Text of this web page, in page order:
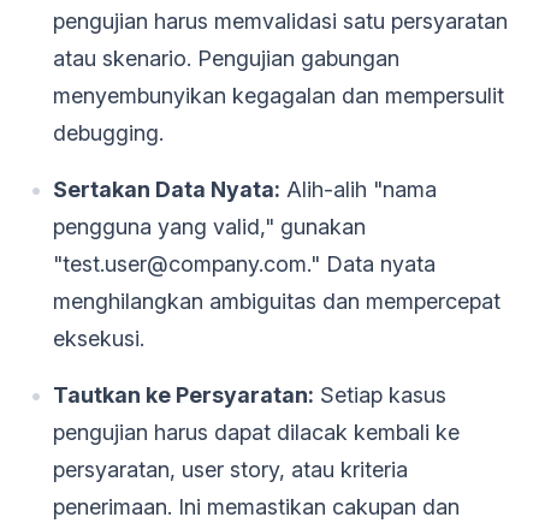
pengujian harus memvalidasi satu persyaratan
atau skenario. Pengujian gabungan
menyembunyikan kegagalan dan mempersulit
debugging.
Sertakan Data Nyata: Alih-alih "nama
pengguna yang valid," gunakan
"test.user@company.com." Data nyata
menghilangkan ambiguitas dan mempercepat
eksekusi.
Tautkan ke Persyaratan: Setiap kasus
pengujian harus dapat dilacak kembali ke
persyaratan, user story, atau kriteria
penerimaan. Ini memastikan cakupan dan